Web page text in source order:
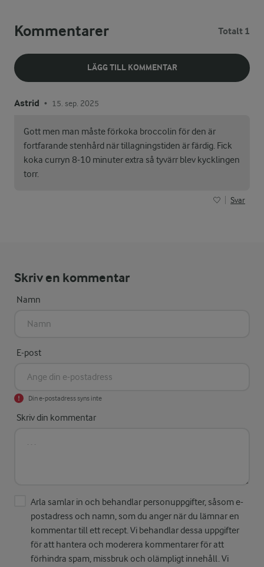
Kommentarer Totalt 1
LÄGG TILL KOMMENTAR
Astrid • 15. sep. 2025
Gott men man måste förkoka broccolin för den är
fortfarande stenhård när tillagningstiden är färdig. Fick
koka curryn 8-10 minuter extra så tyvärr blev kycklingen
torr.
Svar
Skriv en kommentar
Namn
E-post
Din e-postadress syns inte
Skriv din kommentar
Arla samlar in och behandlar personuppgifter, såsom e-
postadress och namn, som du anger när du lämnar en
kommentar till ett recept. Vi behandlar dessa uppgifter
för att hantera och moderera kommentarer för att
förhindra spam, missbruk och olämpligt innehåll. Vi